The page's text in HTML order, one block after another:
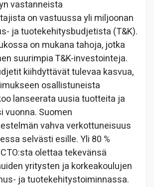
vastanneista
on vastuussa yli miljoonan
ja tuotekehitysbudjetista (T&K).
on mukana tahoja, jotka
suurimpia T&K-investointeja.
kiihdyttävät tulevaa kasvua,
osallistuneista
lanseerata uusia tuotteita ja
vuonna. Suomen
vahva verkottuneisuus
selvästi esille. Yli 80 %
olettaa tekevänsä
yritysten ja korkeakoulujen
ja tuotekehitystoiminnassa.